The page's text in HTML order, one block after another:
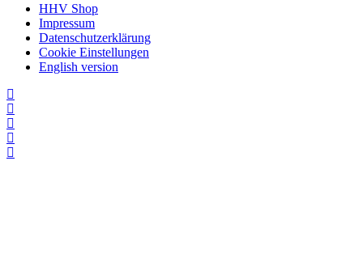
HHV Shop
Impressum
Datenschutzerklärung
Cookie Einstellungen
English version